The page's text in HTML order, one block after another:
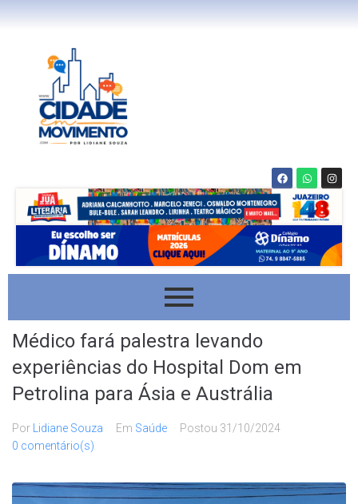
Médico fará palestra levando
experiências do Hospital Dom em
Petrolina para Ásia e Austrália
Por Lidiane Souza Em Saúde Postou 31/10/2024
0 comentário(s)